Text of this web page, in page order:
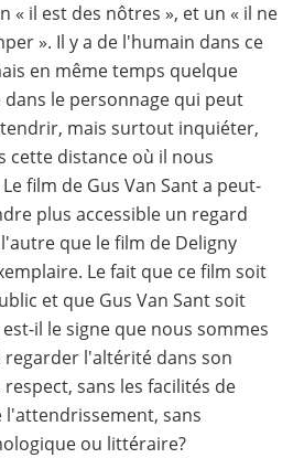
« il est des nôtres », et un « il ne
». Il y a de l'humain dans ce
en même temps quelque
le personnage qui peut
mais surtout inquiéter,
cette distance où il nous
film de Gus Van Sant a peut-
plus accessible un regard
que le film de Deligny
Le fait que ce film soit
et que Gus Van Sant soit
il le signe que nous sommes
l'altérité dans son
sans les facilités de
sans
ou littéraire?